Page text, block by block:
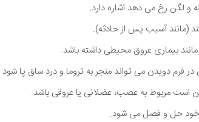
و لگن رخ می دهد اشاره دارد.
(مانند آسیب پس از حادثه).
بیماری عروق محیطی داشته باشد.
دویدن می تواند منجر به تروما و درد ساق پا شود.
است مربوط به عصب، عضلانی یا عروقی باشد.
خود حل و فصل می شود.